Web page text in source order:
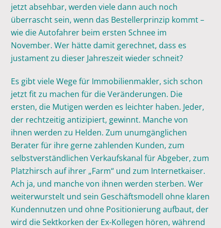
jetzt absehbar, werden viele dann auch noch
überrascht sein, wenn das Bestellerprinzip kommt –
wie die Autofahrer beim ersten Schnee im
November. Wer hätte damit gerechnet, dass es
justament zu dieser Jahreszeit wieder schneit?
Es gibt viele Wege für Immobilienmakler, sich schon
jetzt fit zu machen für die Veränderungen. Die
ersten, die Mutigen werden es leichter haben. Jeder,
der rechtzeitig antizipiert, gewinnt. Manche von
ihnen werden zu Helden. Zum unumgänglichen
Berater für ihre gerne zahlenden Kunden, zum
selbstverständlichen Verkaufskanal für Abgeber, zum
Platzhirsch auf ihrer „Farm“ und zum Internetkaiser.
Ach ja, und manche von ihnen werden sterben. Wer
weiterwurstelt und sein Geschäftsmodell ohne klaren
Kundennutzen und ohne Positionierung aufbaut, der
wird die Sektkorken der Ex-Kollegen hören, während